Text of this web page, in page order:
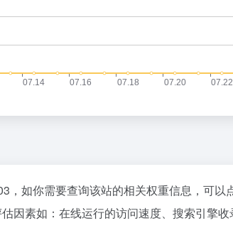
，如你需要查询该站的相关权重信息，可以
因素如：在线运行的访问速度、搜索引擎